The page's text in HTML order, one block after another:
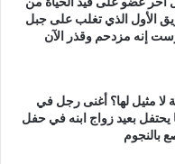
الأول الذي تغلب على جبل
إنه مزدحم وقذر الآن
لا مثيل لها؟ أغنى رجل في
يحتفل بعيد زواج ابنه في حفل
بالنجوم